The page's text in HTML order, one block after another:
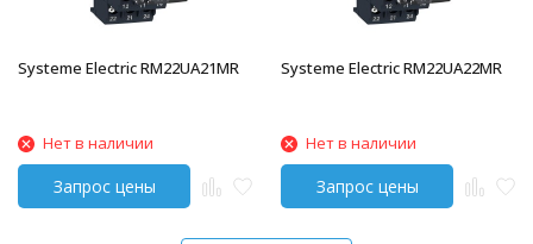
Systeme Electric RM22UA21MR
Нет в наличии
Systeme Electric RM22UA22MR
Нет в наличии